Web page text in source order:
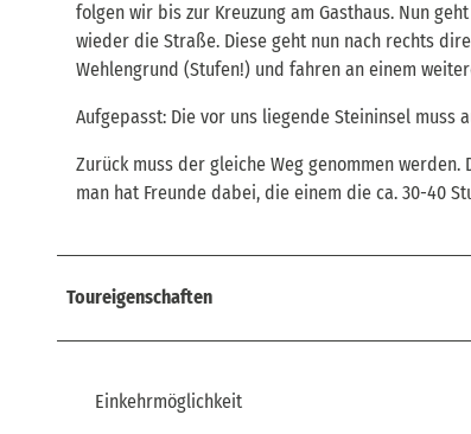
folgen wir bis zur Kreuzung am Gasthaus. Nun
wieder die Straße. Diese geht nun nach rechts
Wehlengrund (Stufen!) und fahren an einem
Aufgepasst: Die vor uns liegende Steininsel
Zurück muss der gleiche Weg genommen
man hat Freunde dabei, die einem die ca. 30-40
Toureigenschaften
Einkehrmöglichkeit